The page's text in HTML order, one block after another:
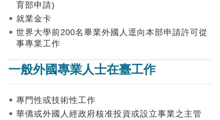
申
及
工
知
育部申請)
就業金卡
世界大學前200名畢業外國人逕向本部申請許可從
事專業工作
一般外國專業人士在臺工作
專門性或技術性工作
華僑或外國人經政府核准投資或設立事業之主管